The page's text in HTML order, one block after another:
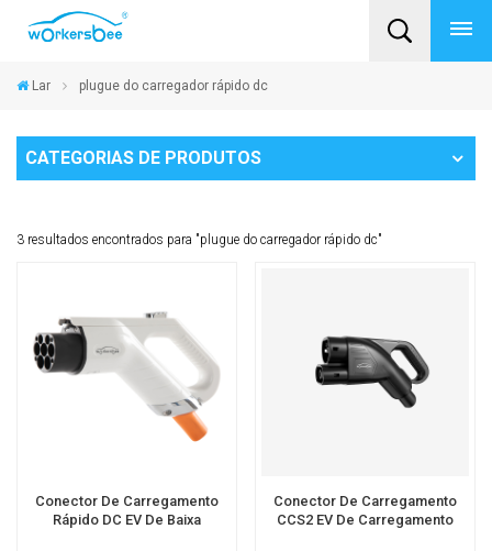
Lar plugue do carregador rápido dc
CATEGORIAS DE PRODUTOS
3 resultados encontrados para "plugue do carregador rápido dc"
Conector De Carregamento
Rápido DC EV De Baixa
Conector De Carregamento
CCS2 EV De Carregamento